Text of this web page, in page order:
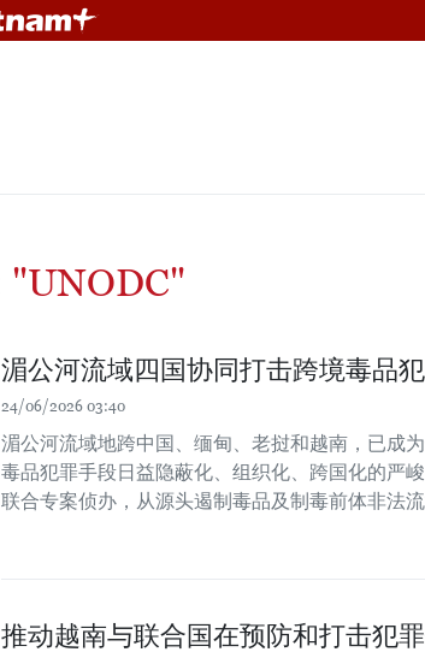
"UNODC"
湄公河流域四国协同打击跨境毒品
24/06/2026 03:40
湄公河流域地跨中国、缅甸、老挝和越南，已成
毒品犯罪手段日益隐蔽化、组织化、跨国化的严
联合专案侦办，从源头遏制毒品及制毒前体非法
推动越南与联合国在预防和打击犯